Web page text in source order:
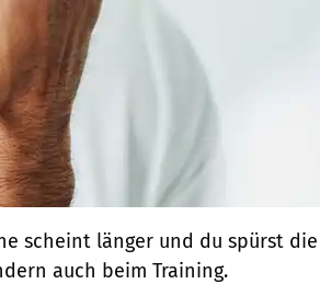
scheint länger und du spürst die
auch beim Training.